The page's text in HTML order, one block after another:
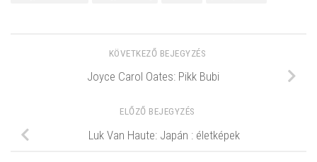
KÖVETKEZŐ BEJEGYZÉS
Joyce Carol Oates: Pikk Bubi
ELŐZŐ BEJEGYZÉS
Luk Van Haute: Japán : életképek